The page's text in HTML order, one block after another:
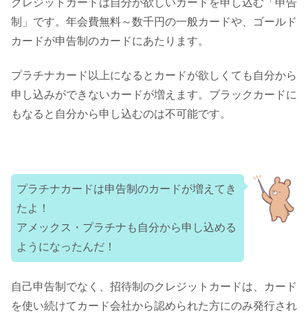
制」です。年会費無料～数千円の一般カードや、ゴールド
カードが申告制のカードにあたります。
プラチナカード以上になるとカードが欲しくても自分から
申し込みができないカードが増えます。ブラックカードに
もなると自分から申し込むのは不可能です。
プラチナカードは申告制のカードが増えてき
たよ！
アメックス・プラチナも自分から申し込める
ようになったんだ！
自己申告制でなく、招待制のクレジットカードは、カード
を使い続けてカード会社から認められた方にのみ発行され